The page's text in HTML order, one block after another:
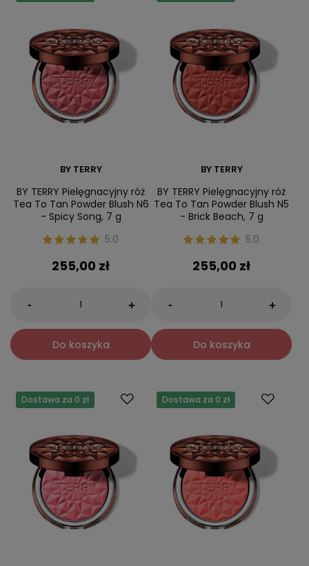
BY TERRY
BY TERRY Pielęgnacyjny róż
Tea To Tan Powder Blush N6
- Spicy Song, 7 g
5.0
255,00 zł
- +
Do koszyka
BY TERRY
BY TERRY Pielęgnacyjny róż
Tea To Tan Powder Blush N5
- Brick Beach, 7 g
5.0
255,00 zł
- +
Do koszyka
Dostawa za 0 zł Dostawa za 0 zł